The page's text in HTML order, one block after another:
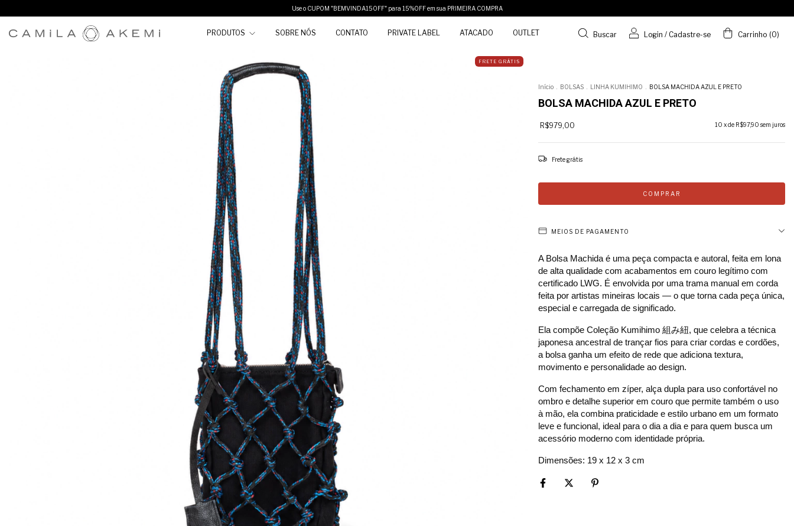
Use o CUPOM "BEMVINDA15OFF" para 15%OFF em sua PRIMEIRA COMPRA
PRODUTOS SOBRE NÓS CONTATO PRIVATE LABEL ATACADO OUTLET Buscar Login / Cadastre-se Carrinho (0)
FRETE GRÁTIS
Início BOLSAS LINHA KUMIHIMO BOLSA MACHIDA AZUL E PRETO
BOLSA MACHIDA AZUL E PRETO
R$979,00 10 x de R$97,90 sem juros
Frete grátis
MEIOS DE PAGAMENTO
A Bolsa Machida é uma peça compacta e autoral, feita em lona
de alta qualidade com acabamentos em couro legítimo com
certificado LWG. É envolvida por uma trama manual em corda
feita por artistas mineiras locais — o que torna cada peça única,
especial e carregada de significado.
Ela compõe Coleção Kumihimo 組み紐, que celebra a técnica
japonesa ancestral de trançar fios para criar cordas e cordões,
a bolsa ganha um efeito de rede que adiciona textura,
movimento e personalidade ao design.
Com fechamento em zíper, alça dupla para uso confortável no
ombro e detalhe superior em couro que permite também o uso
à mão, ela combina praticidade e estilo urbano em um formato
leve e funcional, ideal para o dia a dia e para quem busca um
acessório moderno com identidade própria.
Dimensões: 19 x 12 x 3 cm